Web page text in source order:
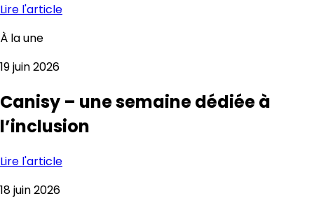
Lire l'article
À la une
19 juin 2026
Canisy – une semaine dédiée à
l’inclusion
Lire l'article
18 juin 2026